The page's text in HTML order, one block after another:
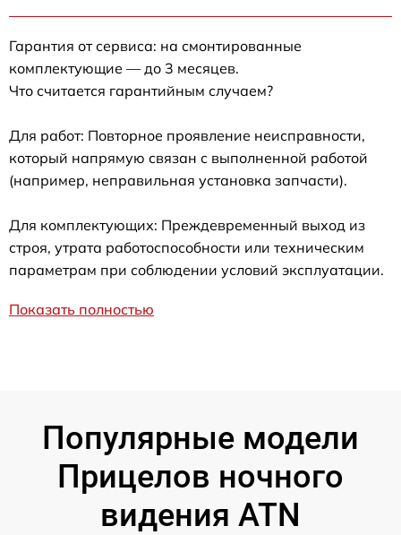
Гарантия от сервиса: на смонтированные
комплектующие — до 3 месяцев.
Что считается гарантийным случаем?
Для работ: Повторное проявление неисправности,
который напрямую связан с выполненной работой
(например, неправильная установка запчасти).
Для комплектующих: Преждевременный выход из
строя, утрата работоспособности или техническим
параметрам при соблюдении условий эксплуатации.
Показать полностью
Популярные модели
Прицелов ночного
видения ATN